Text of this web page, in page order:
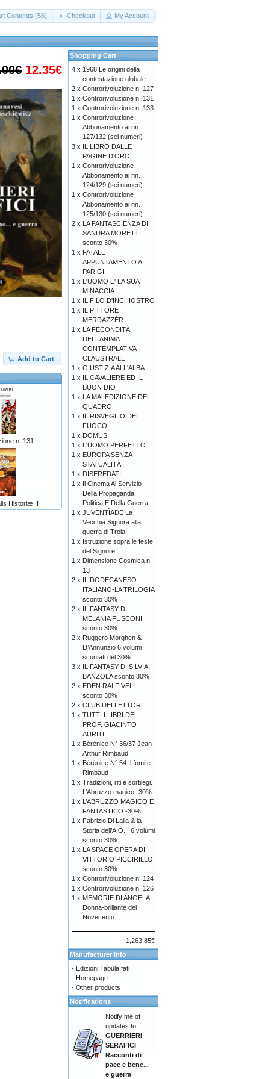
Contents (56) Checkout My Account
12.35€
Add to Cart
n. 131
Historiæ II
Shopping Cart
4 x 1968 Le origini della
contestazione globale
2 x Controrivoluzione n. 127
1 x Controrivoluzione n. 131
1 x Controrivoluzione n. 133
1 x Controrivoluzione
Abbonamento ai nn.
127/132 (sei numeri)
3 x IL LIBRO DALLE
PAGINE D'ORO
1 x Controrivoluzione
Abbonamento ai nn.
124/129 (sei numeri)
1 x Controrivoluzione
Abbonamento ai nn.
125/130 (sei numeri)
2 x LA FANTASCIENZA DI
SANDRA MORETTI
sconto 30%
1 x FATALE
APPUNTAMENTO A
PARIGI
1 x L'UOMO E' LA SUA
MINACCIA
1 x IL FILO D'INCHIOSTRO
1 x IL PITTORE
MERDAZZÈR
1 x LA FECONDITÀ
DELL’ANIMA
CONTEMPLATIVA
CLAUSTRALE
1 x GIUSTIZIA ALL'ALBA
1 x IL CAVALIERE ED IL
BUON DIO
1 x LA MALEDIZIONE DEL
QUADRO
1 x IL RISVEGLIO DEL
FUOCO
1 x DOMUS
1 x L'UOMO PERFETTO
1 x EUROPA SENZA
STATUALITÀ
1 x DISEREDATI
1 x Il Cinema Al Servizio
Della Propaganda,
Politica E Della Guerra
1 x JUVENTÌADE La
Vecchia Signora alla
guerra di Troia
1 x Istruzione sopra le feste
del Signore
1 x Dimensione Cosmica n.
13
2 x IL DODECANESO
ITALIANO-LA TRILOGIA
sconto 30%
2 x IL FANTASY DI
MELANIA FUSCONI
sconto 30%
2 x Ruggero Morghen &
D’Annunzio 6 volumi
scontati del 30%
3 x IL FANTASY DI SILVIA
BANZOLA sconto 30%
2 x EDEN RALF VELI
sconto 30%
2 x CLUB DEI LETTORI
1 x TUTTI I LIBRI DEL
PROF. GIACINTO
AURITI
1 x Bérénice N° 36/37 Jean-
Arthur Rimbaud
1 x Bérénice N° 54 Il fomite
Rimbaud
1 x Tradizioni, riti e sortilegi.
L’Abruzzo magico -30%
1 x L’ABRUZZO MAGICO E
FANTASTICO -30%
1 x Fabrizio Di Lalla & la
Storia dell’A.O.I. 6 volumi
sconto 30%
1 x LA SPACE OPERA DI
VITTORIO PICCIRILLO
sconto 30%
1 x Controrivoluzione n. 124
1 x Controrivoluzione n. 126
1 x MEMORIE DI ANGELA
Donna-brillante del
Novecento
1,263.85€
Manufacturer Info
- Edizioni Tabula fati
Homepage
- Other products
Notifications
Notify me of
updates to
GUERRIERI
SERAFICI
Racconti di
pace e bene...
e guerra